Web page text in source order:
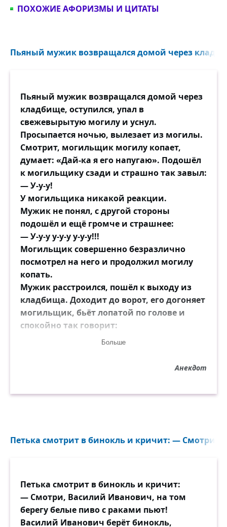
ПОХОЖИЕ АФОРИЗМЫ И ЦИТАТЫ
Пьяный мужик возвращался домой через
Пьяный мужик возвращался домой через
кладбище, оступился, упал в
свежевырытую могилу и уснул.
Просыпается ночью, вылезает из могилы.
Смотрит, могильщик могилу копает,
думает: «Дай-ка я его напугаю». Подошёл
к могильщику сзади и страшно так завыл:
— У-у-у!
У могильщика никакой реакции.
Мужик не понял, с другой стороны
подошёл и ещё громче и страшнее:
— У-у-у у-у-у у-у-у!!!
Могильщик совершенно безразлично
посмотрел на него и продолжил могилу
копать.
Мужик расстроился, пошёл к выходу из
кладбища. Доходит до ворот, его догоняет
могильщик, бьёт лопатой по голове и
спокойно так говорит:
— По кладбищу гулять — гуляй, а за
Больше
Анекдот
Петька смотрит в бинокль и кричит: — Смотри,
Петька смотрит в бинокль и кричит:
— Смотри, Василий Иванович, на том
берегу белые пиво с раками пьют!
Василий Иванович берёт бинокль,